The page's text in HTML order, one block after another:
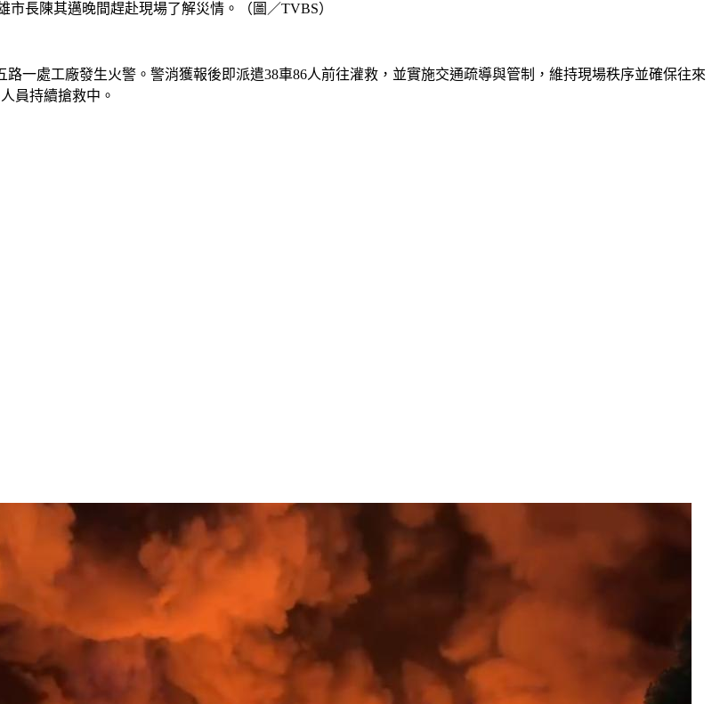
市長陳其邁晚間趕赴現場了解災情。（圖／TVBS）
一處工廠發生火警。警消獲報後即派遣38車86人前往灌救，並實施交通疏導與管制，維持現場秩序並確保往來
員持續搶救中。